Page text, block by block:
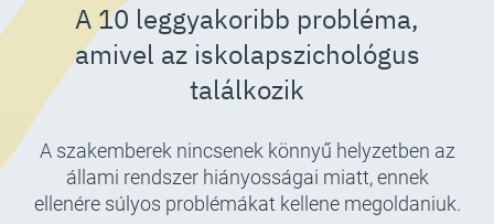
A 10 leggyakoribb probléma,
amivel az iskolapszichológus
találkozik
A szakemberek nincsenek könnyű helyzetben az
állami rendszer hiányosságai miatt, ennek
ellenére súlyos problémákat kellene megoldaniuk.